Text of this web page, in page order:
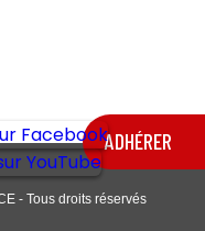
ADHÉRER
- Tous droits réservés